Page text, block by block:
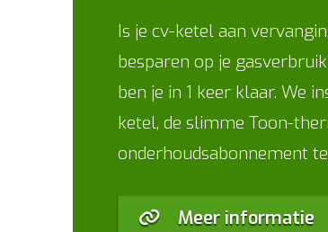
Is je cv-ketel aan
besparen op je
ben je in 1 keer klaar. We
ketel, de slimme Toon-
onderhoudsabonnement
Meer informatie